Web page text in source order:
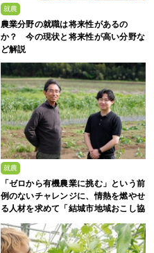
就農
農業分野の就職は将来性があるの
か？ 今の現状と将来性が高い分野な
ど解説
就農
「ゼロから有機農業に挑む」という前
例のないチャレンジに、情熱を燃やせ
る人材を求めて「結城市地域おこし協
力隊募集」